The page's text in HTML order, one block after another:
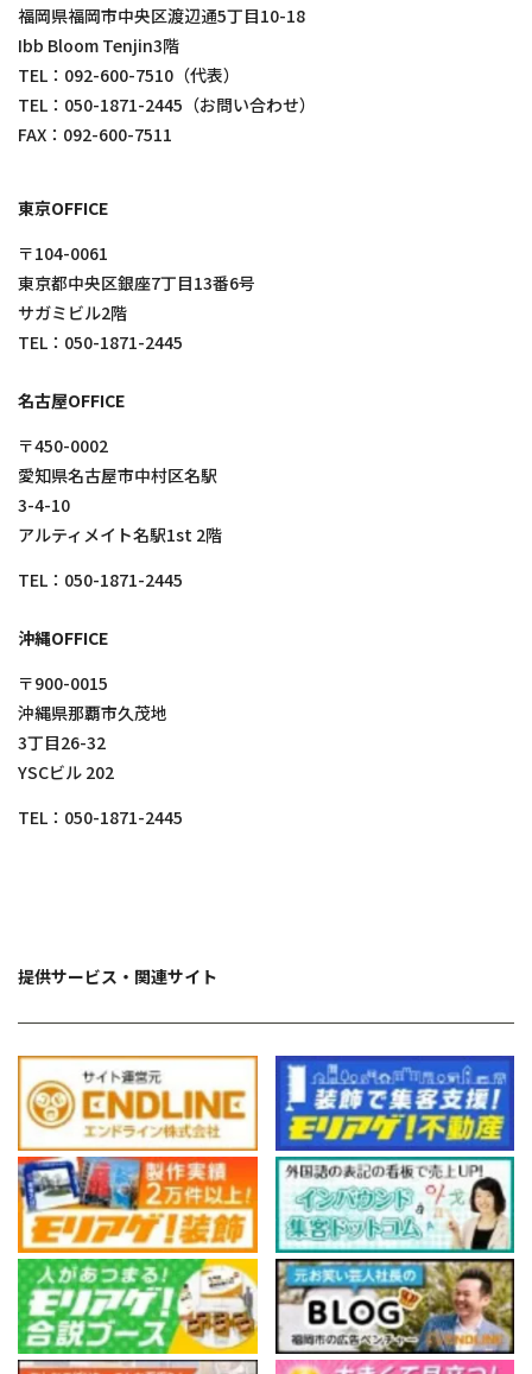
福岡県福岡市中央区渡辺通5丁目10-18
Ibb Bloom Tenjin3階
TEL： 092-600-7510 （代表）
TEL： 050-1871-2445 （お問い合わせ）
FAX：092-600-7511
東京OFFICE
〒104-0061
東京都中央区銀座7丁目13番6号
サガミビル2階
TEL： 050-1871-2445
名古屋OFFICE
〒450-0002
愛知県名古屋市中村区名駅
3-4-10
アルティメイト名駅1st 2階
TEL： 050-1871-2445
沖縄OFFICE
〒900-0015
沖縄県那覇市久茂地
3丁目26-32
YSCビル 202
TEL： 050-1871-2445
提供サービス・関連サイト